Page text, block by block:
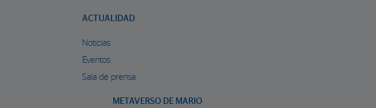
ACTUALIDAD
Noticias
Eventos
Sala de prensa
METAVERSO DE MARIO